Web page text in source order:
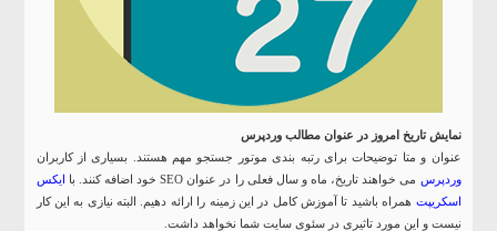
نمایش تاریخ امروز در عنوان مطالب وردپرس
عنوان و متا توضیحات برای رتبه بندی موتور جستجو مهم هستند. بسیاری از کاربران
وردپرس می خواهند تاریخ، ماه و سال فعلی را در عنوان SEO خود اضافه کنند. با
ایکس
اسکریپت همراه باشید تا آموزش کامل در این زمینه را ارائه دهیم. البته نیازی به این کار
نیست و این مورد تاثیری در سئوی سایت شما نخواهد داشت.